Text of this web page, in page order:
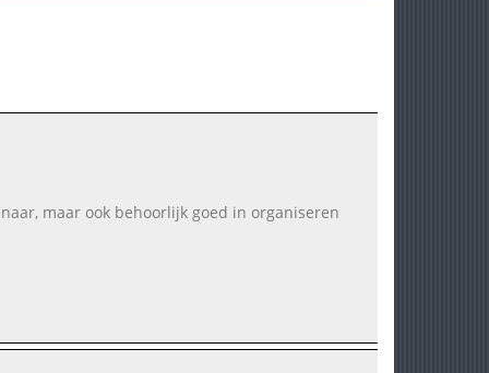
maar ook behoorlijk goed in organiseren